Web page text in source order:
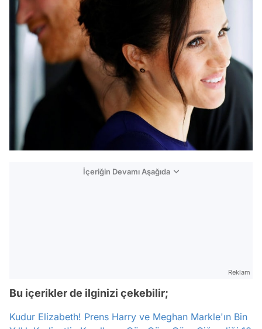
İçeriğin Devamı Aşağıda
Reklam
Bu içerikler de ilginizi çekebilir;
Kudur Elizabeth! Prens Harry ve Meghan Markle'ın Bin